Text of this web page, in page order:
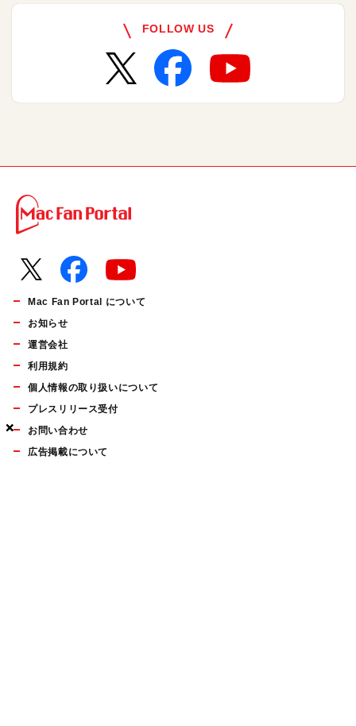
×
×
×
FOLLOW US
Mac Fan Portal について
お知らせ
運営会社
利用規約
個人情報の取り扱いについて
プレスリリース受付
お問い合わせ
広告掲載について